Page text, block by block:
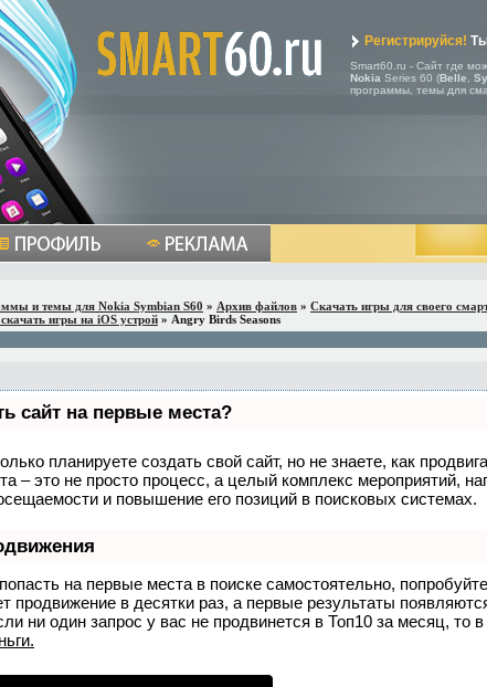
Регистрируйся!
Smart60.ru - Сайт где
Nokia Series 60 (Belle
программы, темы для
и темы для Nokia Symbian S60 » Архив файлов » Скачать игры для своего
игры на iOS устрой » Angry Birds Seasons
сайт на первые места?
планируете создать свой сайт, но не знаете, как
– это не просто процесс, а целый комплекс мероприятий,
и повышение его позиций в поисковых системах.
на первые места в поиске самостоятельно,
продвижение в десятки раз, а первые результаты
ни один запрос у вас не продвинется в Топ10 за месяц, то в